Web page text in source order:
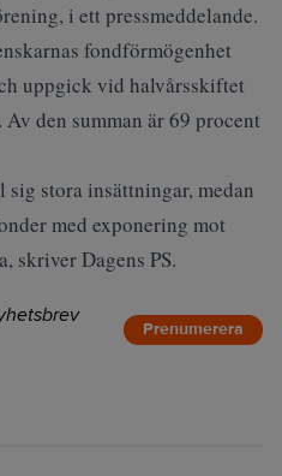
i ett pressmeddelande.
fondförmögenhet
uppgick vid halvårsskiftet
den summan är 69 procent
stora insättningar, medan
med exponering mot
skriverDagens PS.
Prenumerera